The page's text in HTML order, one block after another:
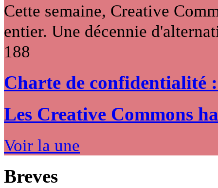
Cette semaine, Creative
entier. Une décennie
188
Charte de confidentialité
Les Creative Commons
Voir la une
Breves